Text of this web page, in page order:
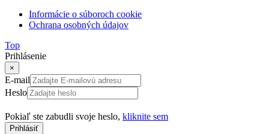
Informácie o súboroch cookie
Ochrana osobných údajov
Top
Prihlásenie
×
E-mail
Heslo
Pokiaľ ste zabudli svoje heslo, kliknite sem
Prihlásiť